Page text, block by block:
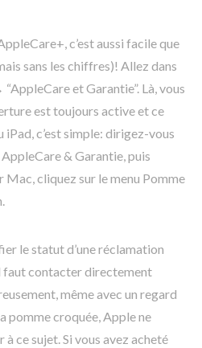
c’est aussi facile que
sans les chiffres)! Allez dans
et Garantie”. Là, vous
est toujours active et ce
iPad, c’est simple: dirigez-vous
& Garantie, puis
cliquez sur le menu Pomme
le statut d’une réclamation
faut contacter directement
même avec un regard
pomme croquée, Apple ne
ce sujet. Si vous avez acheté